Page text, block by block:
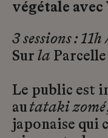
végétale
3 sessions :
Sur la Parcelle
Le public est
autataki zomé
japonaise qui